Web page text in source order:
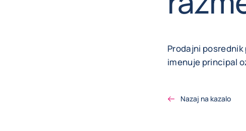
Prodajni
imenuje principal
Nazaj na kazalo